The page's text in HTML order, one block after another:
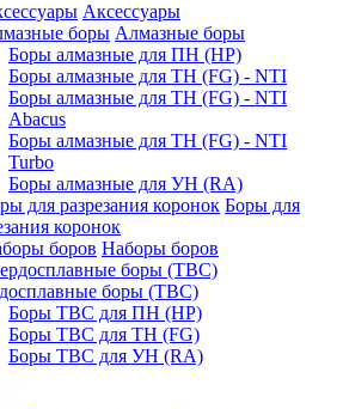
Аксессуары
Алмазные боры
Боры алмазные для ПН (HP)
Боры алмазные для ТН (FG) - NTI
Боры алмазные для ТН (FG) - NTI
Abacus
Боры алмазные для ТН (FG) - NTI
Turbo
Боры алмазные для УН (RA)
Боры для
коронок
Наборы боров
боры (ТВС)
Боры ТВС для ПН (HP)
Боры ТВС для ТН (FG)
Боры ТВС для УН (RA)